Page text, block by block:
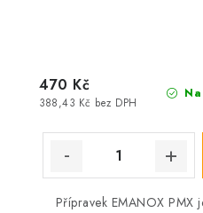
388,43 Kč bez DPH
470 Kč
Přípravek EMANOX PMX